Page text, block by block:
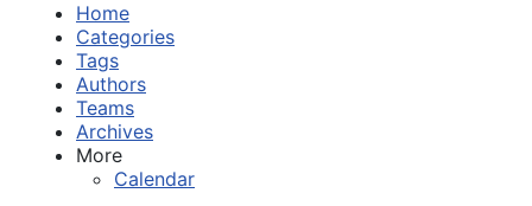
Home
Categories
Tags
Authors
Teams
Archives
More
Calendar